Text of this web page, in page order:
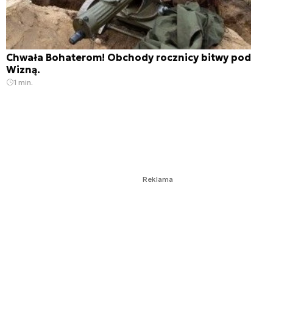
Chwała Bohaterom! Obchody rocznicy bitwy pod
Wizną.
1 min.
Reklama